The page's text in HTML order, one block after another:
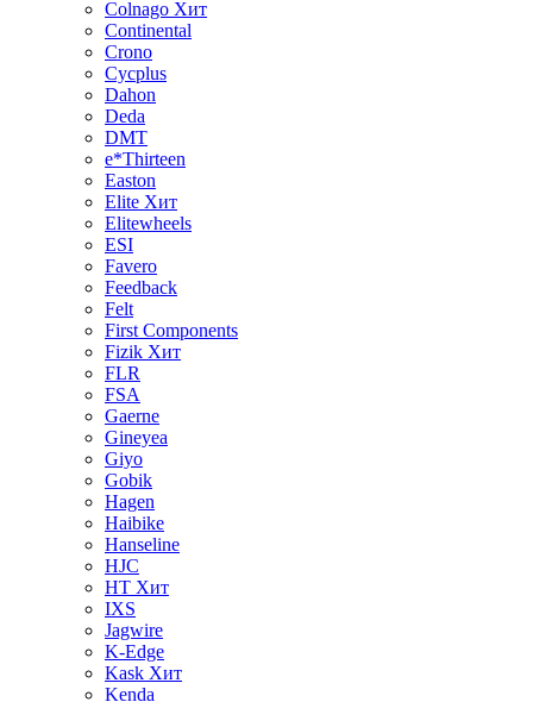
Colnago Хит
Continental
Crono
Cycplus
Dahon
Deda
DMT
e*Thirteen
Easton
Elite Хит
Elitewheels
ESI
Favero
Feedback
Felt
First Components
Fizik Хит
FLR
FSA
Gaerne
Gineyea
Giyo
Gobik
Hagen
Haibike
Hanseline
HJC
HT Хит
IXS
Jagwire
K-Edge
Kask Хит
Kenda